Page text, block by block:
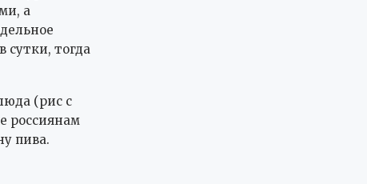
а
сутки, тогда
(рис с
россиянам
пива.